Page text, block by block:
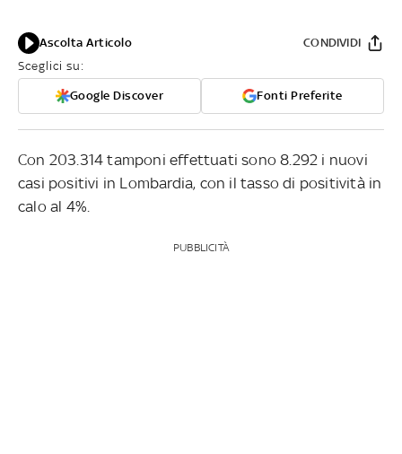
Ascolta Articolo
Sceglici su:
Google Discover Fonti Preferite
CONDIVIDI
Con 203.314 tamponi effettuati sono 8.292 i nuovi
casi positivi in Lombardia, con il tasso di positività in
calo al 4%.
PUBBLICITÀ